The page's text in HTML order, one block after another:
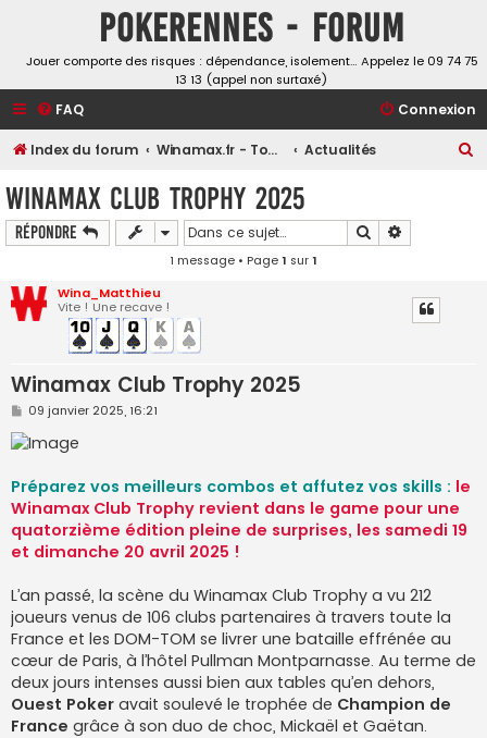
Pokerennes - Forum
Jouer comporte des risques : dépendance, isolement… Appelez le 09 74 75
13 13 (appel non surtaxé)
FAQ Connexion
Index du forum Winamax.fr - Tournois, challenges et freerolls Actualités
Winamax Club Trophy 2025
Répondre Rechercher
1 message • Page1 sur1
Wina_Matthieu
Vite ! Une recave !
Winamax Club Trophy 2025
M
s
s
g
e
09 janvier 2025, 16:21
Préparez vos meilleurs combos et affutez vos skills : le
Winamax Club Trophy revient dans le game pour une
quatorzième édition pleine de surprises, les samedi 19
et dimanche 20 avril 2025 !
L’an passé, la scène du Winamax Club Trophy a vu 212
joueurs venus de 106 clubs partenaires à travers toute la
France et les DOM-TOM se livrer une bataille effrénée au
cœur de Paris, à l’hôtel Pullman Montparnasse. Au terme de
deux jours intenses aussi bien aux tables qu’en dehors,
Ouest Poker avait soulevé le trophée de Champion de
France grâce à son duo de choc, Mickaël et Gaëtan.